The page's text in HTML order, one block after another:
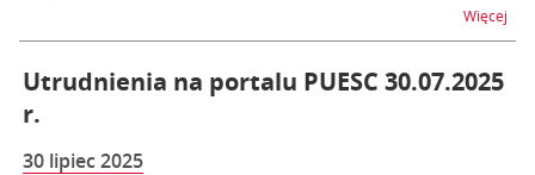
Więcej
Utrudnienia na portalu PUESC 30.07.2025
r.
30 lipiec 2025